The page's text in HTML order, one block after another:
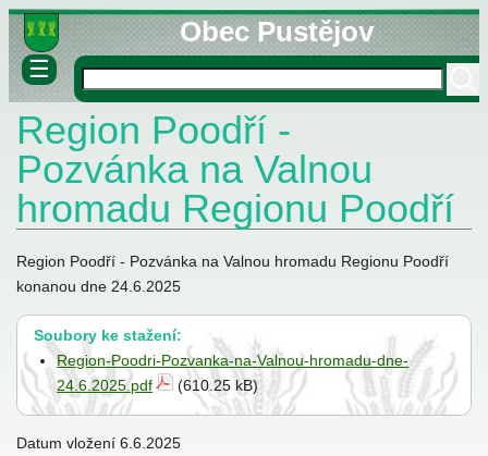
Obec Pustějov
☰
informace
Region Poodří -
Pozvánka na Valnou
hromadu Regionu Poodří
Region Poodří - Pozvánka na Valnou hromadu Regionu Poodří
konanou dne 24.6.2025
Soubory ke stažení:
Region-Poodri-Pozvanka-na-Valnou-hromadu-dne-
24.6.2025.pdf
(610.25 kB)
Datum vložení6.6.2025